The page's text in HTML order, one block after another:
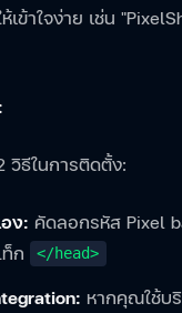
ข้าใจง่าย เช่น
วิธีในการติดตั้ง:
ง: คัดลอกรหัส Pixel
ก
</head>
หากคุณใช้บ